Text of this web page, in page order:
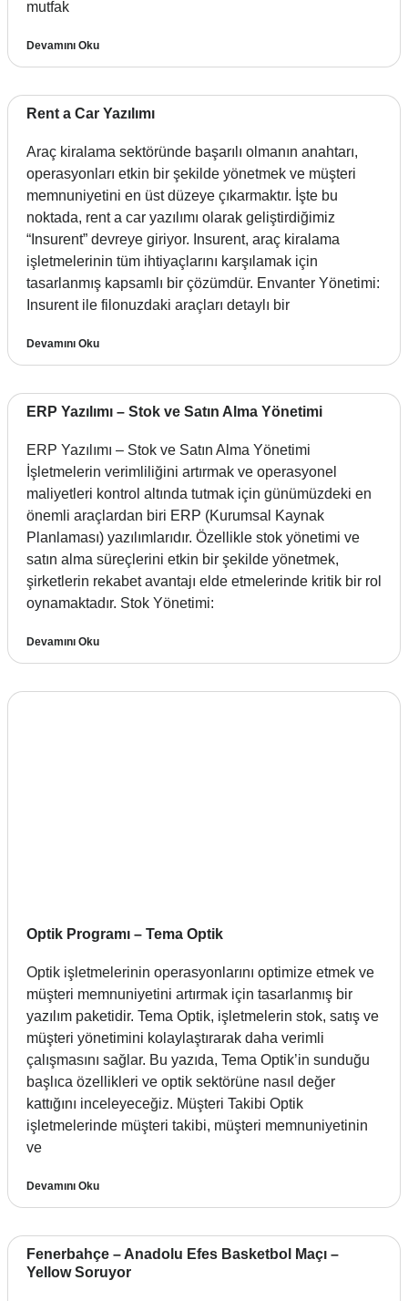
mutfak
Devamını Oku
Rent a Car Yazılımı
Araç kiralama sektöründe başarılı olmanın anahtarı,
operasyonları etkin bir şekilde yönetmek ve müşteri
memnuniyetini en üst düzeye çıkarmaktır. İşte bu
noktada, rent a car yazılımı olarak geliştirdiğimiz
“Insurent” devreye giriyor. Insurent, araç kiralama
işletmelerinin tüm ihtiyaçlarını karşılamak için
tasarlanmış kapsamlı bir çözümdür. Envanter Yönetimi:
Insurent ile filonuzdaki araçları detaylı bir
Devamını Oku
ERP Yazılımı – Stok ve Satın Alma Yönetimi
ERP Yazılımı – Stok ve Satın Alma Yönetimi
İşletmelerin verimliliğini artırmak ve operasyonel
maliyetleri kontrol altında tutmak için günümüzdeki en
önemli araçlardan biri ERP (Kurumsal Kaynak
Planlaması) yazılımlarıdır. Özellikle stok yönetimi ve
satın alma süreçlerini etkin bir şekilde yönetmek,
şirketlerin rekabet avantajı elde etmelerinde kritik bir rol
oynamaktadır. Stok Yönetimi:
Devamını Oku
Optik Programı – Tema Optik
Optik işletmelerinin operasyonlarını optimize etmek ve
müşteri memnuniyetini artırmak için tasarlanmış bir
yazılım paketidir. Tema Optik, işletmelerin stok, satış ve
müşteri yönetimini kolaylaştırarak daha verimli
çalışmasını sağlar. Bu yazıda, Tema Optik’in sunduğu
başlıca özellikleri ve optik sektörüne nasıl değer
kattığını inceleyeceğiz. Müşteri Takibi Optik
işletmelerinde müşteri takibi, müşteri memnuniyetinin
ve
Devamını Oku
Fenerbahçe – Anadolu Efes Basketbol Maçı –
Yellow Soruyor